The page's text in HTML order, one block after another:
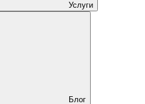
Услуги
Блог